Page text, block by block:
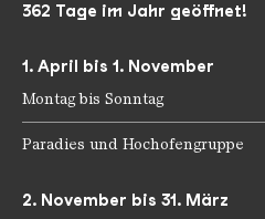
362 Tage im Jahr geöffnet!
1. April bis 1. November
Montag bis Sonntag
Paradies und Hochofengruppe
2. November bis 31. März